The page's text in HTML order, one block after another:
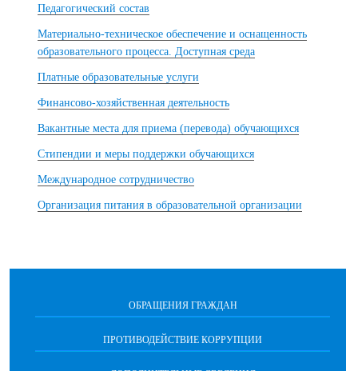
Педагогический состав
Материально-техническое обеспечение и оснащенность
образовательного процесса. Доступная среда
Платные образовательные услуги
Финансово-хозяйственная деятельность
Вакантные места для приема (перевода) обучающихся
Стипендии и меры поддержки обучающихся
Международное сотрудничество
Организация питания в образовательной организации
ОБРАЩЕНИЯ ГРАЖДАН
ПРОТИВОДЕЙСТВИЕ КОРРУПЦИИ